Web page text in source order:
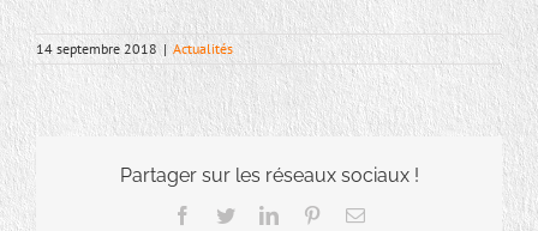
14 septembre 2018 | Actualités
Partager sur les réseaux sociaux !
Facebook
TwitterLinkedInPinterestEmail